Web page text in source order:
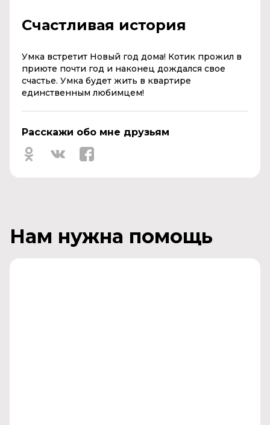
Счастливая история
Умка встретит Новый год дома! Котик прожил в
приюте почти год и наконец дождался свое
счастье. Умка будет жить в квартире
единственным любимцем!
Расскажи обо мне друзьям
Нам нужна помощь